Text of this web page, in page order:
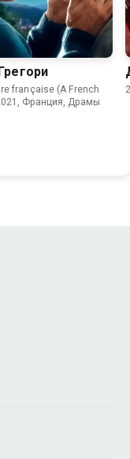
6.5
française (A French
Франция, Драмы